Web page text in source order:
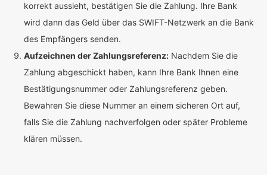
korrekt aussieht, bestätigen Sie die Zahlung. Ihre Bank
wird dann das Geld über das SWIFT-Netzwerk an die Bank
des Empfängers senden.
Aufzeichnen der Zahlungsreferenz: Nachdem Sie die
Zahlung abgeschickt haben, kann Ihre Bank Ihnen eine
Bestätigungsnummer oder Zahlungsreferenz geben.
Bewahren Sie diese Nummer an einem sicheren Ort auf,
falls Sie die Zahlung nachverfolgen oder später Probleme
klären müssen.